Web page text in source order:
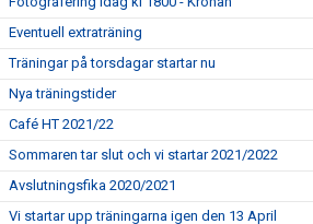
Eventuell extraträning
Träningar på torsdagar startar nu
Nya träningstider
Café HT 2021/22
Sommaren tar slut och vi startar 2021/2022
Avslutningsfika 2020/2021
Vi startar upp träningarna igen den 13 April